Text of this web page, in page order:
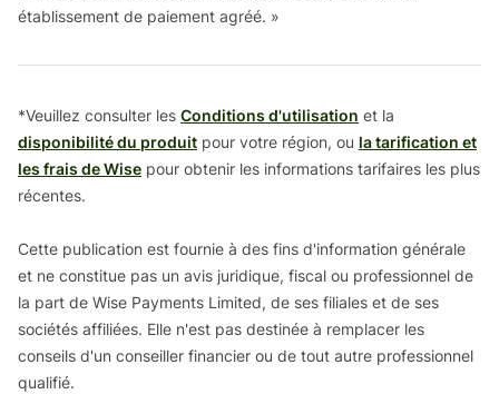
établissement de paiement agréé. »
*Veuillez consulter les Conditions d'utilisation et la
disponibilité du produit pour votre région, ou la tarification et
les frais de Wise pour obtenir les informations tarifaires les plus
récentes.
Cette publication est fournie à des fins d'information générale
et ne constitue pas un avis juridique, fiscal ou professionnel de
la part de Wise Payments Limited, de ses filiales et de ses
sociétés affiliées. Elle n'est pas destinée à remplacer les
conseils d'un conseiller financier ou de tout autre professionnel
qualifié.